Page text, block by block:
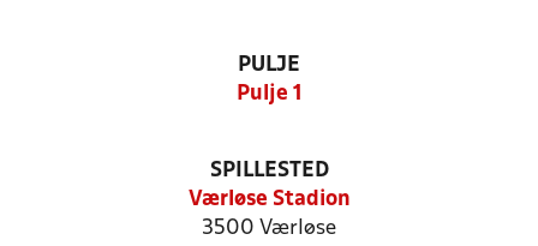
PULJE
Pulje 1
SPILLESTED
Værløse Stadion
3500 Værløse